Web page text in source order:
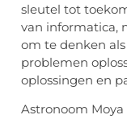
sleutel tot
van informatica,
om te denken
problemen
oplossingen en
Astronoom